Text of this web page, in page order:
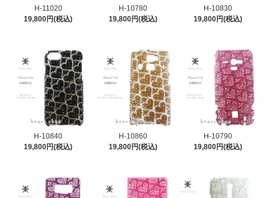
H-11020
19,800円(税込)
H-10780
19,800円(税込)
H-10830
19,800円(税込)
H-10840
19,800円(税込)
H-10860
19,800円(税込)
H-10790
19,800円(税込)